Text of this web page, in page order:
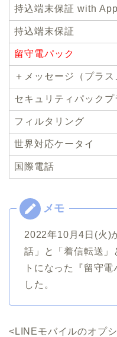
持込端末保証 with
持込端末保証
留守電パック
＋メッセージ（プラス
セキュリティパックプ
フィルタリング
世界対応ケータイ
国際電話
2022年10月4日(火)
話」と「着信転送」
トになった『留守
した。
<LINEモバイルのオプ